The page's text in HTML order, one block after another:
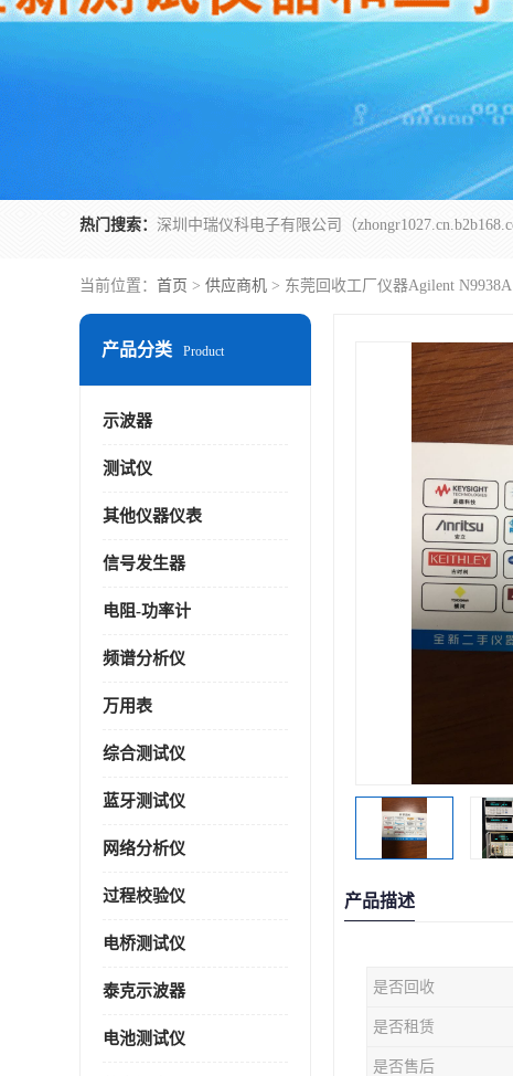
热门搜索：
当前位置： 首页 > 供应商机 > 东莞回收工厂仪器Agilent N9938A
产品分类 Product
示波器
测试仪
其他仪器仪表
信号发生器
电阻-功率计
频谱分析仪
万用表
综合测试仪
蓝牙测试仪
网络分析仪
过程校验仪
电桥测试仪
泰克示波器
电池测试仪
产品描述
是否回收
是否租赁
是否售后